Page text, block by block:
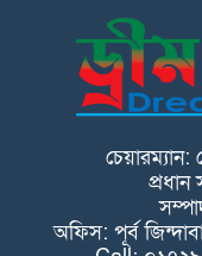
অফিস: পূর্ব